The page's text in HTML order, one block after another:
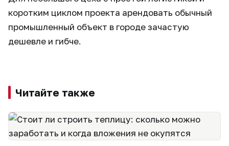
коротким циклом проекта арендовать обычный
промышленный объект в городе зачастую
дешевле и гибче.
Читайте также